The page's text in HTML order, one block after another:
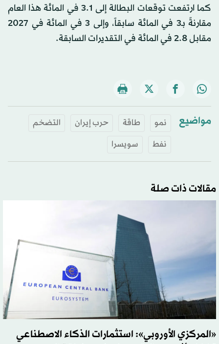
كما ارتفعت توقعات البطالة إلى 3.1 في المائة هذا العام
مقارنةً بـ3 في المائة سابقاً، وإلى 3 في المائة في 2027
مقابل 2.8 في المائة في التقديرات السابقة.
مواضيع نمو طاقة حرب إيران
التضخم
نفط
سويسرا
مقالات ذات صلة
«المركزي الأوروبي»: استثمارات الذكاء الاصطناعي